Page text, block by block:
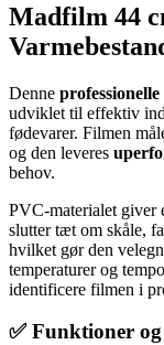
Madfilm 44
Denne
udviklet til effektiv
fødevarer. Filmen
og den leveres
behov.
PVC-materialet giver
slutter tæt om skåle,
hvilket gør den
temperaturer og
identificere filmen i
✅ Funktioner